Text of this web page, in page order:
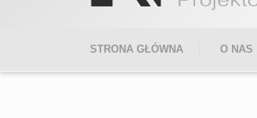
STRONA GŁÓWNA O NAS